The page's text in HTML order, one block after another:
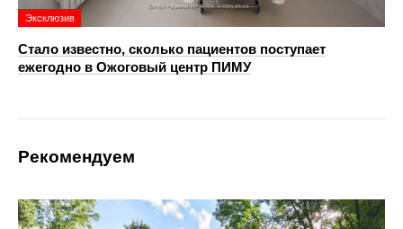
Эксклюзив
Стало известно, сколько пациентов поступает
ежегодно в Ожоговый центр ПИМУ
Рекомендуем